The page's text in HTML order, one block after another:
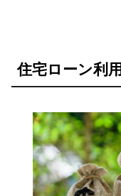
住宅ローン利